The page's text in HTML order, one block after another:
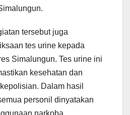
tersebut juga
tes urine kepada
Simalungun. Tes urine ini
kesehatan dan
Dalam hasil
personil dinyatakan
narkoba.